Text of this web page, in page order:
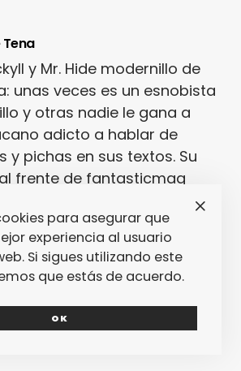
Tena
y Mr. Hide modernillo de
unas veces es un esnobista
y otras nadie le gana a
adicto a hablar de
y pichas en sus textos. Su
frente de fantasticmag
esta esquizofrenia.
para asegurar que
experiencia al usuario
Si sigues utilizando este
que estás de acuerdo.
OK